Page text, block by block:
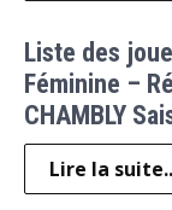
Liste des
Féminine –
CHAMBLY
Lire la